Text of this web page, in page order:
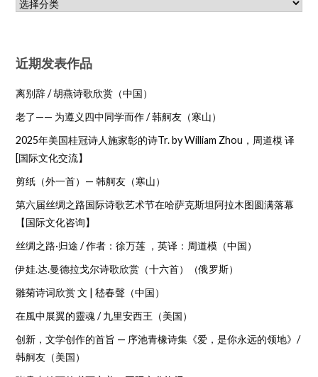
近期发表作品
离别辞 / 胡燕诗歌欣赏（中国）
老了—— 为遵义四中同学而作 / 韩舸友（寒山）
2025年美国桂冠诗人施家彰的诗Tr. by William Zhou，周道模 译
[国际文化交流】
剪纸（外一首）— 韩舸友（寒山）
第六届丝绸之路国际诗歌艺术节在哈萨克斯坦阿拉木图圆满落幕
【国际文化咨询】
丝绸之路·归途 / 作者：徐万莲 ，英译：周道模（中国）
伊娃.达.曼德拉戈尔诗歌欣赏（十六首）（俄罗斯）
雛菊诗词欣赏 文 | 嵇春聲（中国）
在風中展翼的靈魂 / 九里安西王（美国）
创新，文学创作的首旨 — 序池青橡诗集《爱，是你永远的领地》/
韩舸友（美国）